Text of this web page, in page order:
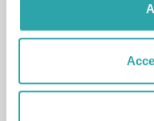
Materie tecniche,